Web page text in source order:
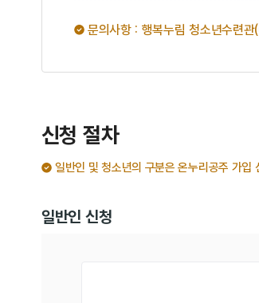
문의사항 : 행복누림 청소년수련
신청 절차
일반인 및 청소년의 구분은 온누리공주 가입
일반인 신청